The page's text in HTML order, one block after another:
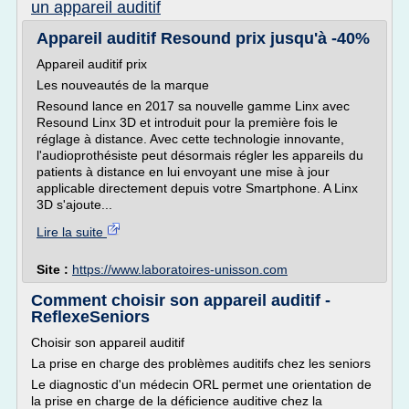
un appareil auditif
Appareil auditif Resound prix jusqu'à -40%
Appareil auditif prix
Les nouveautés de la marque
Resound lance en 2017 sa nouvelle gamme Linx avec
Resound Linx 3D et introduit pour la première fois le
réglage à distance. Avec cette technologie innovante,
l'audioprothésiste peut désormais régler les appareils du
patients à distance en lui envoyant une mise à jour
applicable directement depuis votre Smartphone. A Linx
3D s'ajoute...
Lire la suite
Site : https://www.laboratoires-unisson.com
Comment choisir son appareil auditif -
ReflexeSeniors
Choisir son appareil auditif
La prise en charge des problèmes auditifs chez les seniors
Le diagnostic d'un médecin ORL permet une orientation de
la prise en charge de la déficience auditive chez la